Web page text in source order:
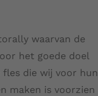
waarvan de
het goede doel
fles die wij voor hun
maken is voorzien